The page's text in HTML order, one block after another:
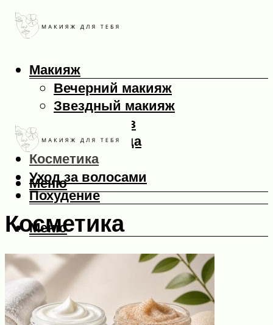
Макияж
Вечерний макияж
Звездный макияж
Макияж глаз
Макияж лица
Косметика
Уход за волосами
Похудение
Меню
Меню
Косметика